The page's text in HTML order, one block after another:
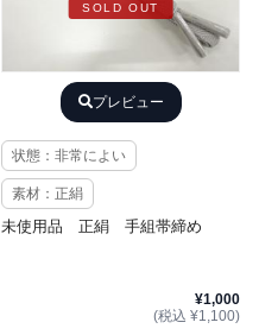
SOLD OUT
プレビュー
状態：非常によい
素材：正絹
未使用品 正絹 手組帯締め
¥1,000
(税込 ¥1,100)